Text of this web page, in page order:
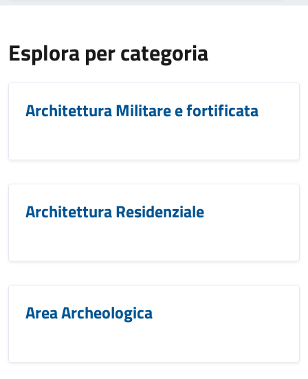
Esplora per categoria
Architettura Militare e fortificata
Architettura Residenziale
Area Archeologica